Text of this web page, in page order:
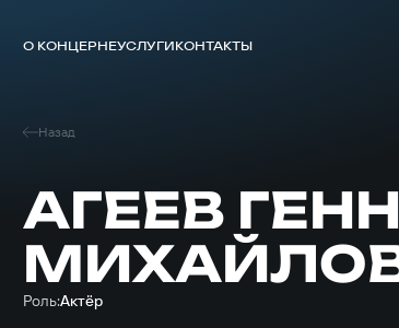
О КОНЦЕРНЕУСЛУГИКОНТАКТЫ
Назад
АГЕЕВ
Роль:Актёр